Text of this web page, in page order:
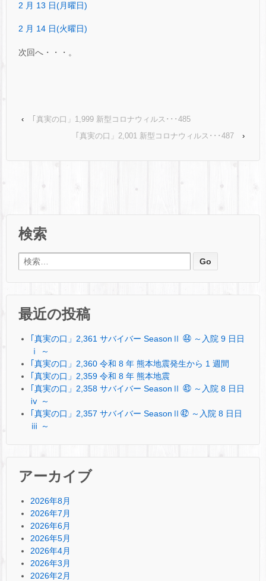
2 月 13 日(月曜日)
2 月 14 日(火曜日)
次回へ・・・。
‹
｢真実の口」1,999 新型コロナウィルス･･･485
｢真実の口」2,001 新型コロナウィルス･･･487
›
検索
検索:
最近の投稿
｢真実の口」2,361 サバイバー SeasonⅡ ㊹ ～入院 9 日日
ⅰ ～
｢真実の口」2,360 令和 8 年 熊本地震発生から 1 週間
｢真実の口」2,359 令和 8 年 熊本地震
｢真実の口」2,358 サバイバー SeasonⅡ ㊸ ～入院 8 日日
ⅳ ～
｢真実の口」2,357 サバイバー SeasonⅡ㊷ ～入院 8 日日
ⅲ ～
アーカイブ
2026年8月
2026年7月
2026年6月
2026年5月
2026年4月
2026年3月
2026年2月